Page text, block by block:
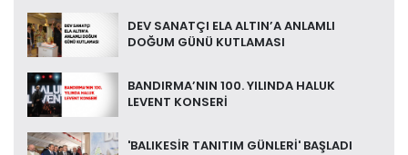
DEV SANATÇI ELA ALTIN’A ANLAMLI
DOĞUM GÜNÜ KUTLAMASI
BANDIRMA’NIN 100. YILINDA HALUK
LEVENT KONSERİ
'BALIKESİR TANITIM GÜNLERİ' BAŞLADI